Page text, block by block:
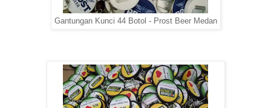
Gantungan Kunci 44 Botol - Prost Beer Medan